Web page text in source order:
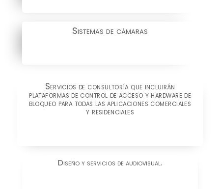
Sistemas de cámaras
Servicios de consultoría que incluirán
plataformas de control de acceso y hardware de
bloqueo para todas las aplicaciones comerciales
y residenciales
Diseño y servicios de audiovisual.